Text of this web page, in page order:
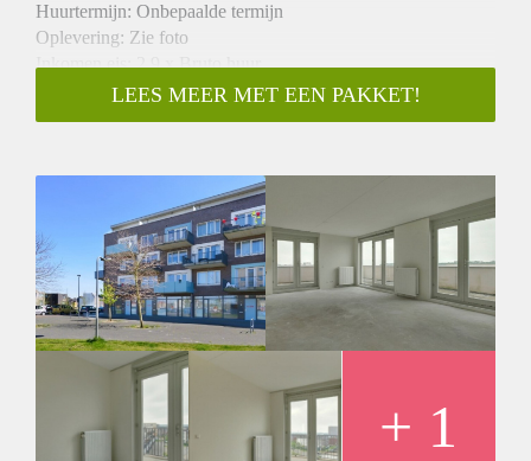
Huurtermijn: Onbepaalde termijn
Oplevering: Zie foto
Inkomen eis: 2,9 x Bruto huur
Garantiestelling mogelijk: Ja
Borg: 1 Maand
Huisdieren toegestaan: Afhankelijk van de Eigenaar
Huurtoeslag grens: Nee
Geschikt voor studenten: Afhankelijk van de Eigenaar
LEES MEER MET EEN PAKKET!
+ 1